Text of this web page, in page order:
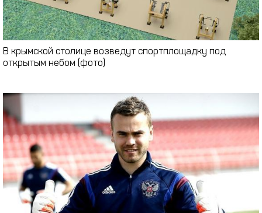
В крымской столице возведут спортплощадку под
открытым небом (фото)